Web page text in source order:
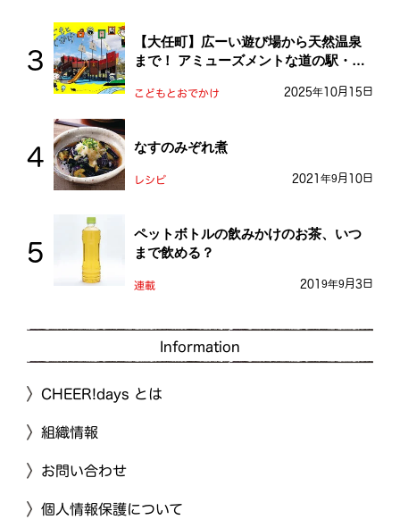
【大任町】広ーい遊び場から天然温泉
まで！ アミューズメントな道の駅・お
こどもとおでかけ 2025年10月15日
なすのみぞれ煮
レシピ 2021年9月10日
ペットボトルの飲みかけのお茶、いつ
まで飲める？
連載 2019年9月3日
Information
CHEER!days とは
組織情報
お問い合わせ
個人情報保護について